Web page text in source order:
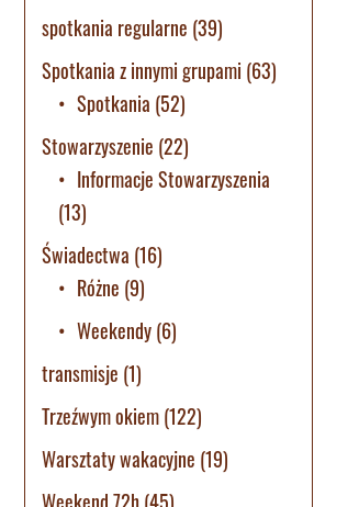
spotkania regularne (39)
Spotkania z innymi grupami (63)
Spotkania (52)
Stowarzyszenie (22)
Informacje Stowarzyszenia
(13)
Świadectwa (16)
Różne (9)
Weekendy(6)
transmisje (1)
Trzeźwym okiem(122)
Warsztaty wakacyjne (19)
Weekend 72h(45)